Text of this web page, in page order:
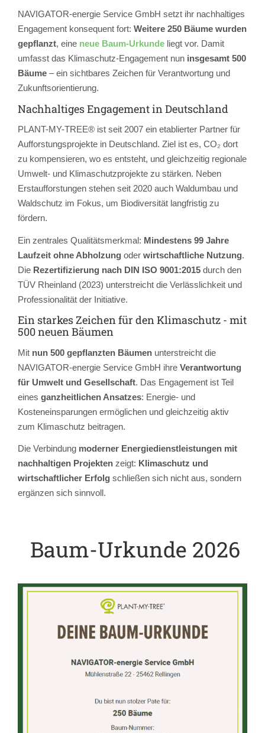
NAVIGATOR-energie Service GmbH setzt ihr nachhaltiges
Engagement konsequent fort: Weitere 250 Bäume wurden
gepflanzt, eine neue Baum-Urkunde liegt vor. Damit
umfasst das Klimaschutz-Engagement nun insgesamt 500
Bäume – ein sichtbares Zeichen für Verantwortung und
Zukunftsorientierung.
Nachhaltiges Engagement in Deutschland
PLANT-MY-TREE® ist seit 2007 ein etablierter Partner für
Aufforstungsprojekte in Deutschland. Ziel ist es, CO₂ dort
zu kompensieren, wo es entsteht, und gleichzeitig regionale
Umwelt- und Klimaschutzprojekte zu stärken. Neben
Erstaufforstungen stehen seit 2020 auch Waldumbau und
Waldschutz im Fokus, um Biodiversität langfristig zu
fördern.
Ein zentrales Qualitätsmerkmal: Mindestens 99 Jahre
Laufzeit ohne Abholzung oder wirtschaftliche Nutzung.
Die Rezertifizierung nach DIN ISO 9001:2015 durch den
TÜV Rheinland (2023) unterstreicht die Verlässlichkeit und
Professionalität der Initiative.
Ein starkes Zeichen für den Klimaschutz - mit
500 neuen Bäumen
Mit nun 500 gepflanzten Bäumen unterstreicht die
NAVIGATOR-energie Service GmbH ihre Verantwortung
für Umwelt und Gesellschaft. Das Engagement ist Teil
eines ganzheitlichen Ansatzes: Energie- und
Kosteneinsparungen ermöglichen und gleichzeitig aktiv
zum Klimaschutz beitragen.
Die Verbindung moderner Energiedienstleistungen mit
nachhaltigen Projekten zeigt: Klimaschutz und
wirtschaftlicher Erfolg schließen sich nicht aus, sondern
ergänzen sich sinnvoll.
Baum-Urkunde 2026